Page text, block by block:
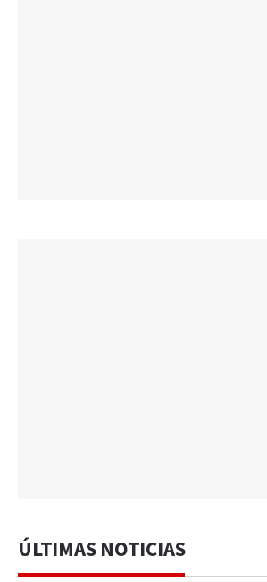
ÚLTIMAS NOTICIAS